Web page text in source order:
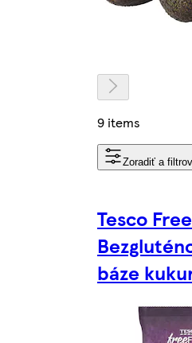
9 items
Zoradiť a
Tesco
báze